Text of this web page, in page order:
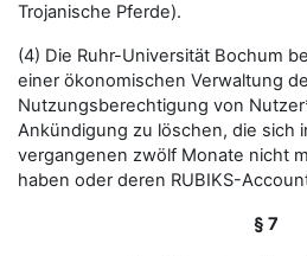
Trojanische Pferde).
(4) Die Ruhr-Universität Bochum
einer ökonomischen Verwaltung
Nutzungsberechtigung von
Ankündigung zu löschen, die sich
vergangenen zwölf Monate nicht
haben oder deren RUBIKS-
§ 7